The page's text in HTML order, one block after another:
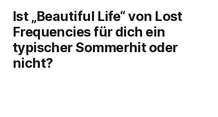
Ist „Beautiful Life“ von Lost
Frequencies für dich ein
typischer Sommerhit oder
nicht?